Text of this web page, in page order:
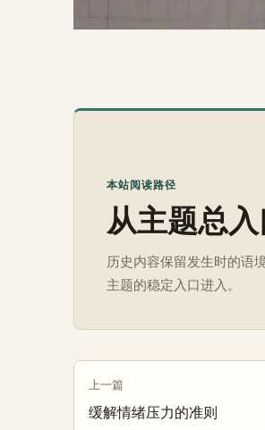
本站阅读路径
从主题总
历史内容保留发生时的语
主题的稳定入口进入。
上一篇
缓解情绪压力的准则